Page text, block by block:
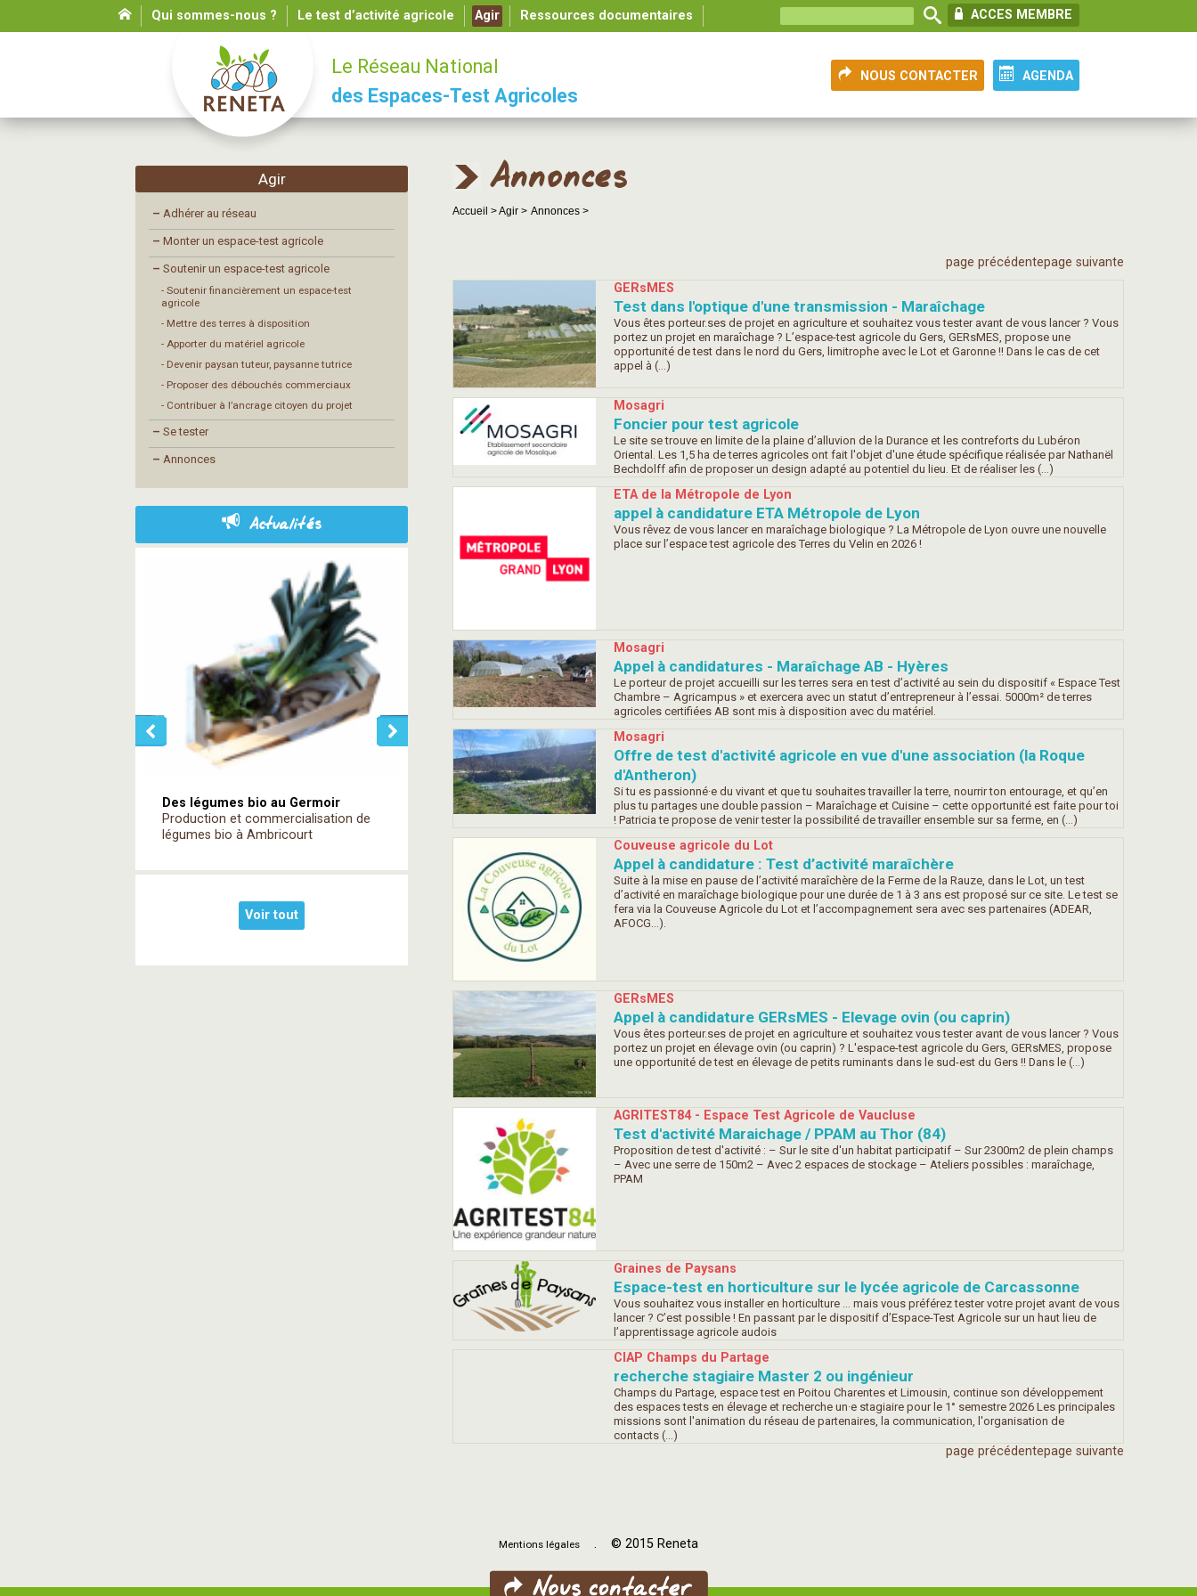
Qui sommes-nous ? Le test d’activité agricole Agir Ressources documentaires ACCES MEMBRE
AGENDA
NOUS CONTACTER
Le Réseau National
des Espaces-Test Agricoles
Annonces
Accueil >Agir > Annonces >
page précédentepage suivante
GERsMES
Test dans l'optique d'une transmission - Maraîchage
Vous êtes porteur.ses de projet en agriculture et souhaitez vous tester avant de vous lancer ? Vous
portez un projet en maraîchage ? L’espace-test agricole du Gers, GERsMES, propose une
opportunité de test dans le nord du Gers, limitrophe avec le Lot et Garonne !! Dans le cas de cet
appel à (…)
Mosagri
Foncier pour test agricole
Le site se trouve en limite de la plaine d’alluvion de la Durance et les contreforts du Lubéron
Oriental. Les 1,5 ha de terres agricoles ont fait l'objet d'une étude spécifique réalisée par Nathanël
Bechdolff afin de proposer un design adapté au potentiel du lieu. Et de réaliser les (…)
ETA de la Métropole de Lyon
appel à candidature ETA Métropole de Lyon
Vous rêvez de vous lancer en maraîchage biologique ? La Métropole de Lyon ouvre une nouvelle
place sur l’espace test agricole des Terres du Velin en 2026 !
Mosagri
Appel à candidatures - Maraîchage AB - Hyères
Le porteur de projet accueilli sur les terres sera en test d’activité au sein du dispositif « Espace Test
Chambre – Agricampus » et exercera avec un statut d’entrepreneur à l’essai. 5000m² de terres
agricoles certifiées AB sont mis à disposition avec du matériel.
Mosagri
Offre de test d'activité agricole en vue d'une association (la Roque
d'Antheron)
Si tu es passionné·e du vivant et que tu souhaites travailler la terre, nourrir ton entourage, et qu’en
plus tu partages une double passion – Maraîchage et Cuisine – cette opportunité est faite pour toi
! Patricia te propose de venir tester la possibilité de travailler ensemble sur sa ferme, en (…)
Couveuse agricole du Lot
Appel à candidature : Test d’activité maraîchère
Suite à la mise en pause de l’activité maraîchère de la Ferme de la Rauze, dans le Lot, un test
d’activité en maraîchage biologique pour une durée de 1 à 3 ans est proposé sur ce site. Le test se
fera via la Couveuse Agricole du Lot et l’accompagnement sera avec ses partenaires (ADEAR,
AFOCG...).
GERsMES
Appel à candidature GERsMES - Elevage ovin (ou caprin)
Vous êtes porteur.ses de projet en agriculture et souhaitez vous tester avant de vous lancer ? Vous
portez un projet en élevage ovin (ou caprin) ? L'espace-test agricole du Gers, GERsMES, propose
une opportunité de test en élevage de petits ruminants dans le sud-est du Gers !! Dans le (…)
AGRITEST84 - Espace Test Agricole de Vaucluse
Test d'activité Maraichage / PPAM au Thor (84)
Proposition de test d'activité : – Sur le site d'un habitat participatif – Sur 2300m2 de plein champs
– Avec une serre de 150m2 – Avec 2 espaces de stockage – Ateliers possibles : maraîchage,
PPAM
Graines de Paysans
Espace-test en horticulture sur le lycée agricole de Carcassonne
Vous souhaitez vous installer en horticulture … mais vous préférez tester votre projet avant de vous
lancer ? C’est possible ! En passant par le dispositif d’Espace-Test Agricole sur un haut lieu de
l’apprentissage agricole audois
CIAP Champs du Partage
recherche stagiaire Master 2 ou ingénieur
Champs du Partage, espace test en Poitou Charentes et Limousin, continue son développement
des espaces tests en élevage et recherche un·e stagiaire pour le 1° semestre 2026 Les principales
missions sont l'animation du réseau de partenaires, la communication, l'organisation de
contacts (…)
page précédentepage suivante
Agir
– Adhérer au réseau
– Monter un espace-test agricole
– Soutenir un espace-test agricole
- Soutenir financièrement un espace-test
agricole
- Mettre des terres à disposition
- Apporter du matériel agricole
- Devenir paysan tuteur, paysanne tutrice
- Proposer des débouchés commerciaux
- Contribuer à l’ancrage citoyen du projet
– Se tester
– Annonces
Actualités
Des légumes bio au Germoir
Production et commercialisation de
légumes bio à Ambricourt
Voir tout
Mentions légales . © 2015 Reneta